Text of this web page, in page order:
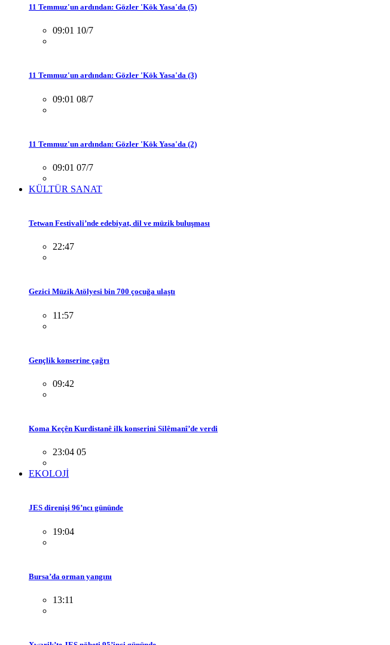
11 Temmuz'un ardından: Gözler 'Kök Yasa'da (5)
09:01 10/7
11 Temmuz'un ardından: Gözler 'Kök Yasa'da (3)
09:01 08/7
11 Temmuz'un ardından: Gözler 'Kök Yasa'da (2)
09:01 07/7
KÜLTÜR SANAT
Tetwan Festivali’nde edebiyat, dil ve müzik buluşması
22:47
Gezici Müzik Atölyesi bin 700 çocuğa ulaştı
11:57
Gençlik konserine çağrı
09:42
Koma Keçên Kurdistanê ilk konserini Silêmanî’de verdi
23:04 05
EKOLOJİ
JES direnişi 96’ncı gününde
19:04
Bursa’da orman yangını
13:11